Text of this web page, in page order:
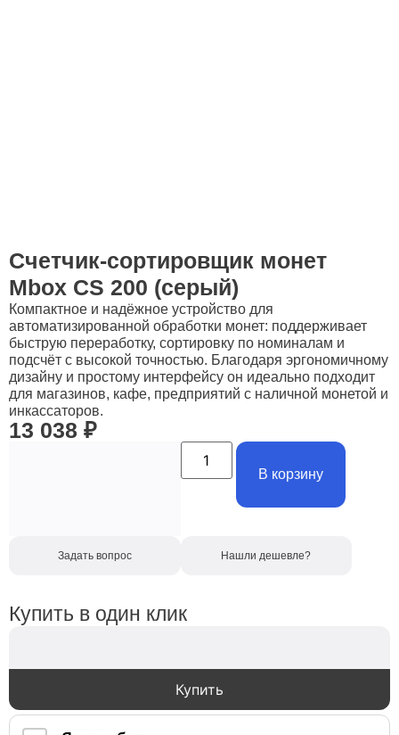
Счетчик-сортировщик монет
Mbox CS 200 (серый)
Компактное и надёжное устройство для
автоматизированной обработки монет: поддерживает
быструю переработку, сортировку по номиналам и
подсчёт с высокой точностью. Благодаря эргономичному
дизайну и простому интерфейсу он идеально подходит
для магазинов, кафе, предприятий с наличной монетой и
инкассаторов.
13 038 ₽
В корзину
Задать вопрос Нашли дешевле?
Купить в один клик
Купить